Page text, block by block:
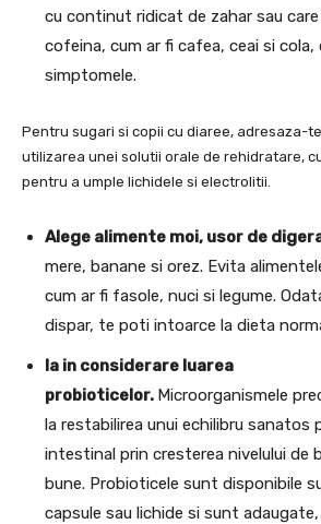
cu continut ridicat de zahar sau
cofeina, cum ar fi cafea, ceai si
simptomele.
Pentru sugari si copii cu diaree, adresaza-
utilizarea unei solutii orale de rehidratare,
pentru a umple lichidele si electrolitii.
Alege alimente moi, usor de
mere, banane si orez. Evita
cum ar fi fasole, nuci si legume.
dispar, te poti intoarce la dieta
Ia in considerare luarea
probioticelor. Microorganismele
la restabilirea unui echilibru sanatos
intestinal prin cresterea nivelului de
bune. Probioticele sunt disponibile
capsule sau lichide si sunt